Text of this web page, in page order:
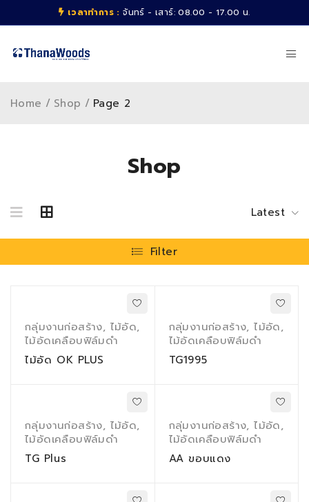
เวลาทำการ : จันทร์ - เสาร์: 08.00 - 17.00 น.
Shop
Home / Shop / Page 2
Latest
Filter
กลุ่มงานก่อสร้าง, ไม้อัด,
ไม้อัดเคลือบฟิล์มดำ
ไม้อัด OK PLUS
กลุ่มงานก่อสร้าง,ไม้อัด,
ไม้อัดเคลือบฟิล์มดำ
TG1995
กลุ่มงานก่อสร้าง, ไม้อัด,
ไม้อัดเคลือบฟิล์มดำ
TG Plus
กลุ่มงานก่อสร้าง,ไม้อัด,
ไม้อัดเคลือบฟิล์มดำ
AA ขอบแดง